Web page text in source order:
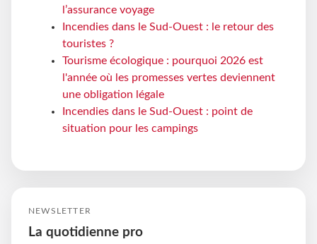
l’assurance voyage
Incendies dans le Sud-Ouest : le retour des
touristes ?
Tourisme écologique : pourquoi 2026 est
l'année où les promesses vertes deviennent
une obligation légale
Incendies dans le Sud-Ouest : point de
situation pour les campings
NEWSLETTER
La quotidienne pro